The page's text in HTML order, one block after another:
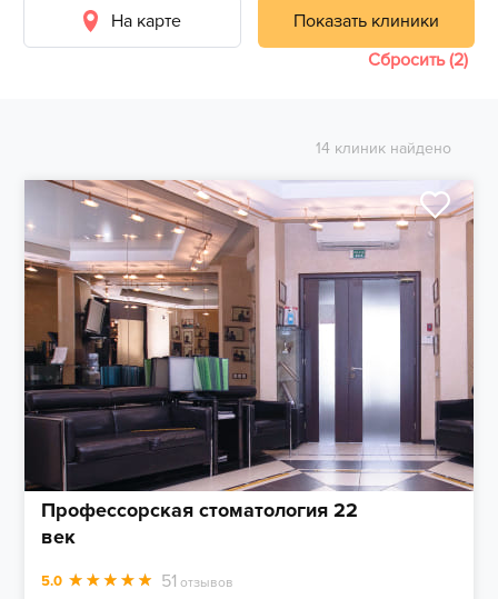
На карте
Показать клиники
Сбросить (2)
14 клиник найдено
Профессорская стоматология 22
век
5.0 51 отзывов